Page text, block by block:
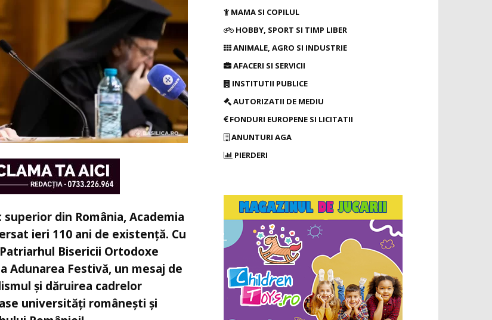
din România, Academia
ieri 110 ani de existență. Cu
Bisericii Ortodoxe
Adunarea Festivă, un mesaj de
și dăruirea cadrelor
universități românești și
MAMA SI COPILUL
HOBBY, SPORT SI TIMP LIBER
ANIMALE, AGRO SI INDUSTRIE
AFACERI SI SERVICII
INSTITUTII PUBLICE
AUTORIZATII DE MEDIU
FONDURI EUROPENE SI LICITATII
ANUNTURI AGA
PIERDERI